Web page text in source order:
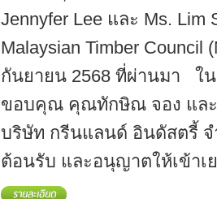
Jennyfer Lee และ Ms. Lim
Malaysian Timber Council
กันยายน 2568 ที่ผ่านมา ใ
ขอบคุณ คุณทักษิณ จอง แล
บริษัท กรีนแลนด์ อินดัสตรี้ จ
ต้อนรับ และอนุญาตให้เข้าเ